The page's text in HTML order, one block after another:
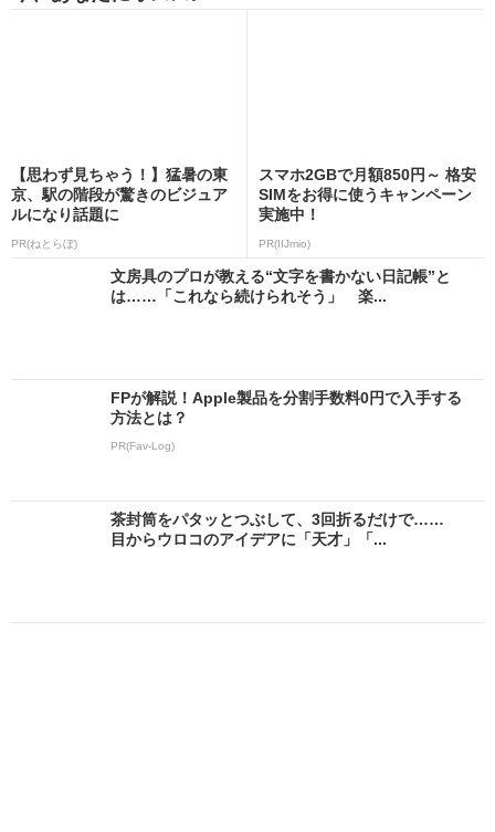
【思わず見ちゃう！】猛暑の東
京、駅の階段が驚きのビジュア
ルになり話題に
PR(ねとらぼ)
スマホ2GBで月額850円～ 格安
SIMをお得に使うキャンペーン
実施中！
PR(IIJmio)
文房具のプロが教える“文字を書かない日記帳”と
は……「これなら続けられそう」 楽...
FPが解説！Apple製品を分割手数料0円で入手する
方法とは？
PR(Fav-Log)
茶封筒をパタッとつぶして、3回折るだけで……
目からウロコのアイデアに「天才」「...